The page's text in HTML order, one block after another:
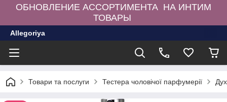
ОБНОВЛЕНИЕ АССОРТИМЕНТА НА ИНТИМ
ТОВАРЫ
Allegoriya
Товари та послуги Тестера чоловічої парфумерії